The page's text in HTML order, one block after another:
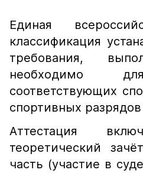
Единая
классификация
требования,
необходимо
соответствующих
спортивных
Аттестация
теоретический
часть (участие в